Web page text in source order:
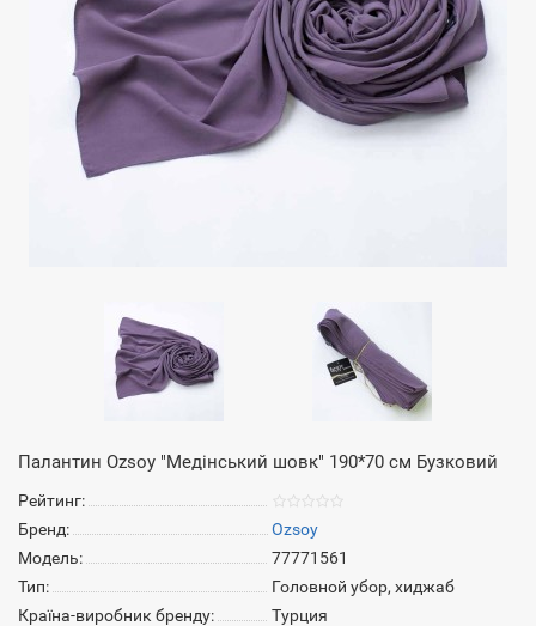
Палантин Ozsoy "Медінський шовк" 190*70 см Бузковий
Рейтинг:
Бренд:
Ozsoy
Модель:
77771561
Тип:
Головной убор, хиджаб
Країна-виробник бренду:
Турция